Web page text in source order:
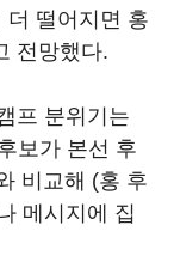
더 떨어지면 홍
전망했다.
프 분위기는
보가 본선 후
비교해 (홍 후
메시지에 집